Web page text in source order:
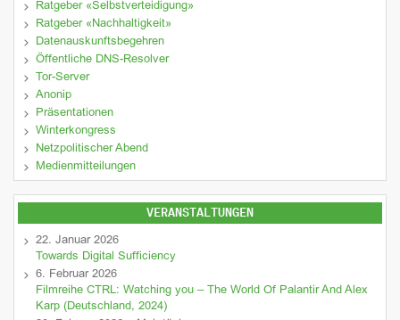
Ratgeber «Selbstverteidigung»
Ratgeber «Nachhaltigkeit»
Datenauskunftsbegehren
Öffentliche DNS-Resolver
Tor-Server
Anonip
Präsentationen
Winterkongress
Netzpolitischer Abend
Medienmitteilungen
VERANSTALTUNGEN
22. Januar 2026
Towards Digital Sufficiency
6. Februar 2026
Filmreihe CTRL: Watching you – The World Of Palantir And Alex
Karp (Deutschland, 2024)